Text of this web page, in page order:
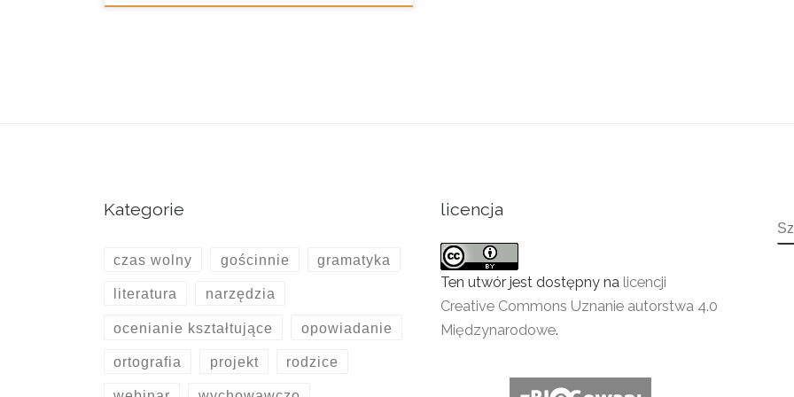
Kategorie
czas wolny gościnnie gramatyka
literatura narzędzia
ocenianie kształtujące opowiadanie
ortografia projekt rodzice
licencja
Ten utwór jest dostępny na licencji
Creative Commons Uznanie autorstwa 4.0
Międzynarodowe.